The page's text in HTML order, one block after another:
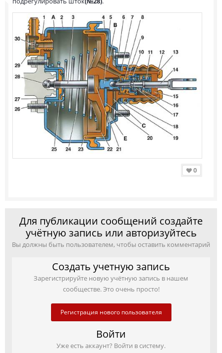
0
Для публикации сообщений создайте
учётную запись или авторизуйтесь
Вы должны быть пользователем, чтобы оставить комментарий
Создать учетную запись
Зарегистрируйте новую учётную запись в нашем
сообществе. Это очень просто!
Регистрация нового пользователя
Войти
Уже есть аккаунт? Войти в систему.